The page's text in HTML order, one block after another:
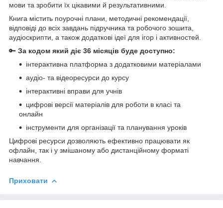
мови та зробити їх цікавими й результативними.
Книга містить поурочні плани, методичні рекомендації,
відповіді до всіх завдань підручника та робочого зошита,
аудіоскрипти, а також додаткові ідеї для ігор і активностей.
🔑 За кодом який діє 36 місяців буде доступно:
інтерактивна платформа з додатковими матеріалами
аудіо- та відеоресурси до курсу
інтерактивні вправи для учнів
цифрові версії матеріалів для роботи в класі та
онлайн
інструменти для організації та планування уроків
Цифрові ресурси дозволяють ефективно працювати як
офлайн, так і у змішаному або дистанційному форматі
навчання.
Приховати